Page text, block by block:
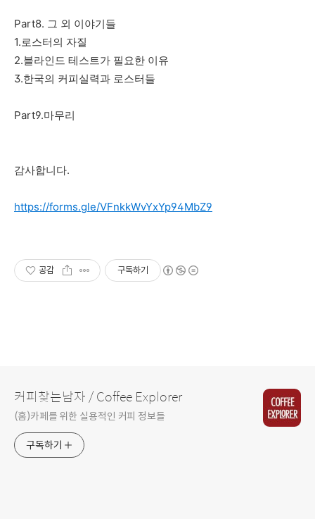
Part8. 그 외 이야기들
1.로스터의 자질
2.블라인드 테스트가 필요한 이유
3.한국의 커피실력과 로스터들
Part9.마무리
감사합니다.
https://forms.gle/VFnkkWvYxYp94MbZ9
공감 구독하기
커피찾는남자 / Coffee Explorer
(홈)카페를 위한 실용적인 커피 정보들
구독하기